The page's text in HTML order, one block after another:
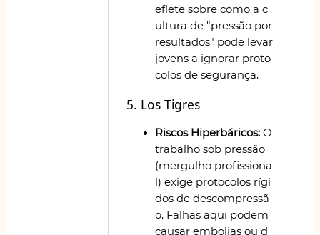
eflete sobre como a c
ultura de "pressão por
resultados" pode levar
jovens a ignorar proto
colos de segurança.
5. Los Tigres
Riscos Hiperbáricos: O
trabalho sob pressão
(mergulho profissiona
l) exige protocolos rígi
dos de descompressã
o. Falhas aqui podem
causar embolias ou d